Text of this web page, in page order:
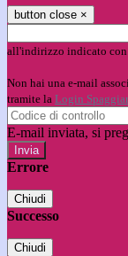
button close ×
all'indirizzo indicato con
Non hai una e-mail
tramite la Login
E-mail inviata, si
Errore
Chiudi
Successo
Chiudi